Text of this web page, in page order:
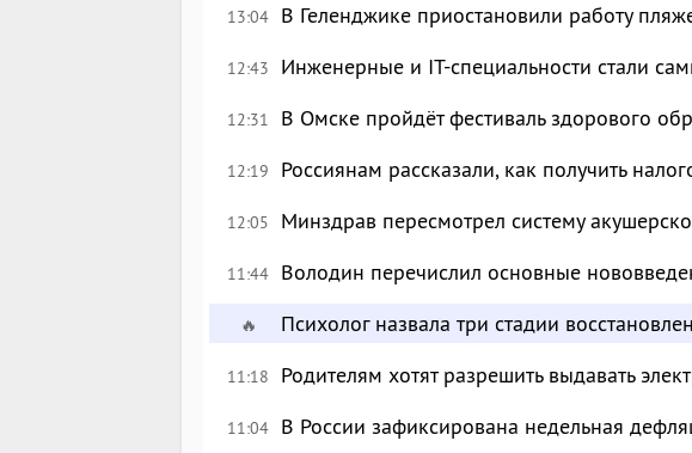
13:04 В Геленджике приостановили работу
12:43 Инженерные и IT-специальности стали
12:31 В Омске пройдёт фестиваль здорового
12:19 Россиянам рассказали, как получить
12:05 Минздрав пересмотрел систему
11:44 Володин перечислил основные
🔥 Психолог назвала три стадии
11:18 Родителям хотят разрешить выдавать
11:04 В России зафиксирована недельная